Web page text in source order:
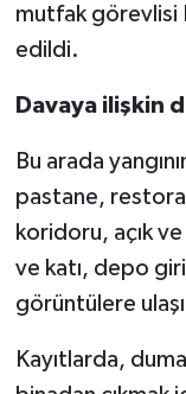
mutfak görevlisi
edildi.
Davaya ilişkin
Bu arada
pastane,
koridoru, açık
ve katı, depo
görüntülere
Kayıtlarda,